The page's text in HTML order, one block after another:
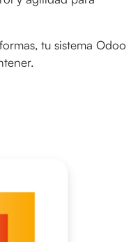
tu sistema Odoo